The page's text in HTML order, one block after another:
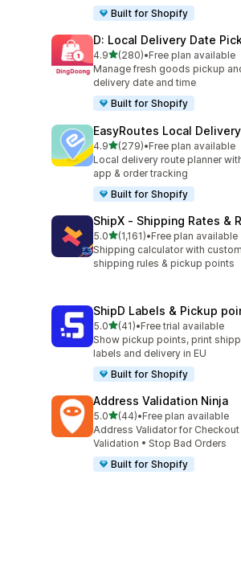
Built for Shopify
D: Local Delivery Date
4.95つ星中
(280)
合計レビュー数：280件
•Free plan available
Manage fresh goods pickup
delivery date and time
Built for Shopify
EasyRoutes Local Delivery
4.95つ星中
(279)
合計レビュー数：279件
•Free plan available
Local delivery route planner
app & order tracking
Built for Shopify
ShipX ‑ Shipping Rates &
5.05つ星中
(1,161)
合計レビュー数：1161件
•Free plan available
Shipping calculator with custom
shipping rules & pickup points
ShipD Labels & Pickup
5.05つ星中
(41)
合計レビュー数：41件
•Free trial available
Show pickup points, print
labels and delivery in EU
Built for Shopify
Address Validation Ninja
5.05つ星中
(44)
合計レビュー数：44件
•Free plan available
Address Validator for Checkout
Validation • Stop Bad Orders
Built for Shopify